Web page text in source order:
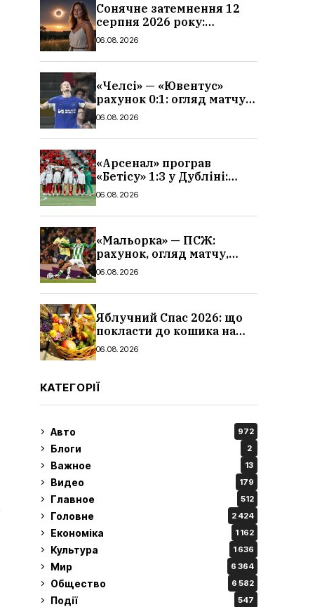
Сонячне затемнення 12
серпня 2026 року:
гороскоп, кому із знаків
06.08.2026
«Челсі» — «Ювентус»
рахунок 0:1: огляд матчу
та вихід Мудрика
06.08.2026
«Арсенал» програв
«Бетісу» 1:3 у Дубліні:
огляд матчу та всі голи
06.08.2026
«Мальорка» — ПСЖ:
рахунок, огляд матчу,
голи та склад парижан
06.08.2026
Яблучний Спас 2026: що
покласти до кошика на
освячення, які фрукти,
06.08.2026
КАТЕГОРІЇ
Авто 972
Блоги 2
Важное 13
Видео 179
Главное 512
Головне 2 424
Економіка 1 162
Культура 1 636
Мир 6 364
Общество 6 582
Події 547